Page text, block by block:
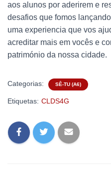
aos alunos por aderirem e
desafios que fomos
uma experiencia que vos
acreditar mais em vocês e
património da nossa cidade.
Categorias: SÊ-TU (A6)
Etiquetas: CLDS4G